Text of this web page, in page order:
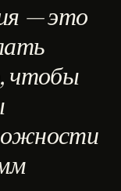
— это
чтобы